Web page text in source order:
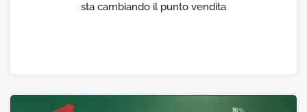
sta cambiando il punto vendita